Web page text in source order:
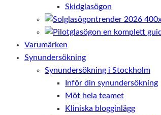
Skidglasögon
Varumärken
Synundersökning
Synundersökning i Stockholm
Inför din synundersökning
Möt hela teamet
Kliniska blogginlägg